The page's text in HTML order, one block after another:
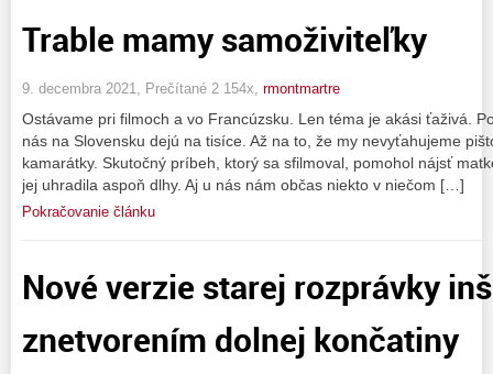
Trable mamy samoživiteľky
9. decembra 2021, Prečítané 2 154x, rmontmartre
Ostávame pri filmoch a vo Francúzsku. Len téma je akási ťaživá.
nás na Slovensku dejú na tisíce. Až na to, že my nevyťahujeme
kamarátky. Skutočný príbeh, ktorý sa sfilmoval, pomohol nájsť
jej uhradila aspoň dlhy. Aj u nás nám občas niekto v niečom […]
Pokračovanie článku
Nové verzie starej rozprávky
znetvorením dolnej končatiny